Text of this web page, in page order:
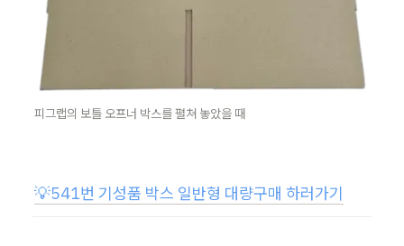
피그랩의 보틀 오프너 박스를 펼쳐 놓았을 때
💡541번 기성품 박스 일반형 대량구매 하러가기